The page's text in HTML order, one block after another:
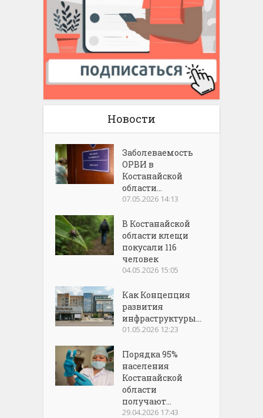
Новости
Заболеваемость
ОРВИ в
Костанайской
области...
07.05.2026 14:13
В Костанайской
области клещи
покусали 116
человек
04.05.2026 15:05
Как Концепция
развития
инфраструктуры...
01.05.2026 12:23
Порядка 95%
населения
Костанайской
области
получают...
29.04.2026 17:43